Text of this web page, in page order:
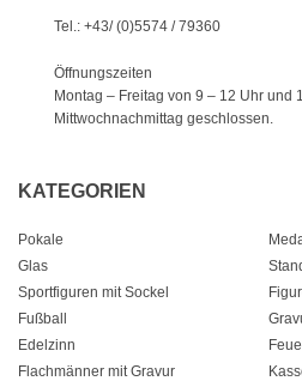
Tel.: +43/ (0)5574 / 79360
Öffnungszeiten
Montag – Freitag von 9 – 12 Uhr und
Mittwochnachmittag geschlossen.
KATEGORIEN
Pokale
Glas
Sportfiguren mit Sockel
Fußball
Edelzinn
Flachmänner mit Gravur